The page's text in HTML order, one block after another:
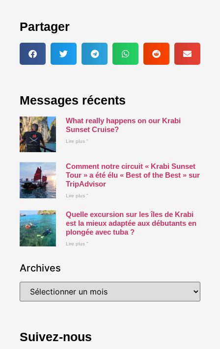
Partager
Messages récents
What really happens on our Krabi
Sunset Cruise?
Lire plus "
Comment notre circuit « Krabi Sunset
Tour » a été élu « Best of the Best » sur
TripAdvisor
Lire plus "
Quelle excursion sur les îles de Krabi
est la mieux adaptée aux débutants en
plongée avec tuba ?
Lire plus "
Archives
Suivez-nous